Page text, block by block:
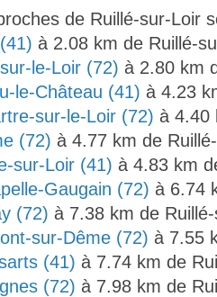
de Ruillé-sur-Loir
à 2.08 km de Ruillé-
le-Loir (72) à 2.80 km
le-Château (41) à 4.23
sur-le-Loir (72) à 4.40
(72) à 4.77 km de
sur-Loir (41) à 4.83 km
Gaugain (72) à 6.74
(72) à 7.38 km de
sur-Dême (72) à 7.55
(41) à 7.74 km de
(72) à 7.98 km de